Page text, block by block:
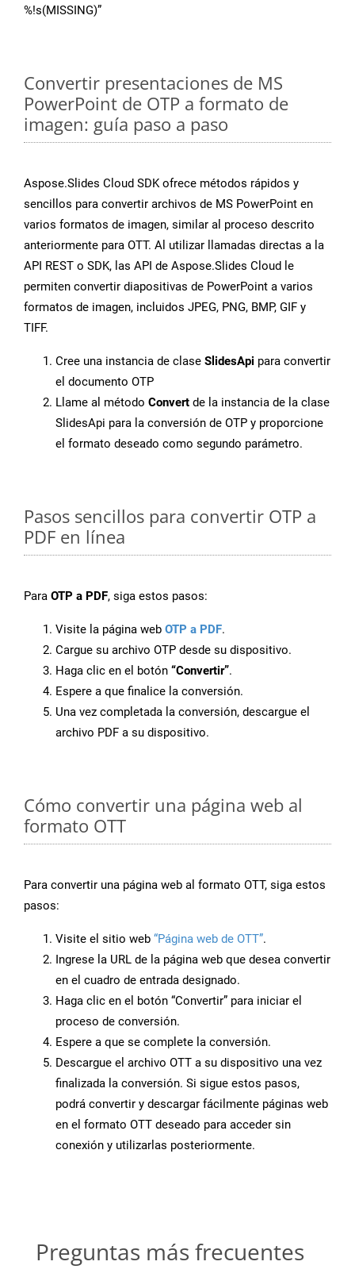
%!s(MISSING)”
Convertir presentaciones de MS
PowerPoint de OTP a formato de
imagen: guía paso a paso
Aspose.Slides Cloud SDK ofrece métodos rápidos y
sencillos para convertir archivos de MS PowerPoint en
varios formatos de imagen, similar al proceso descrito
anteriormente para OTT. Al utilizar llamadas directas a la
API REST o SDK, las API de Aspose.Slides Cloud le
permiten convertir diapositivas de PowerPoint a varios
formatos de imagen, incluidos JPEG, PNG, BMP, GIF y
TIFF.
Cree una instancia de clase SlidesApi para convertir
el documento OTP
Llame al método Convert de la instancia de la clase
SlidesApi para la conversión de OTP y proporcione
el formato deseado como segundo parámetro.
Pasos sencillos para convertir OTP a
PDF en línea
Para OTP a PDF, siga estos pasos:
Visite la página web OTP a PDF.
Cargue su archivo OTP desde su dispositivo.
Haga clic en el botón “Convertir”.
Espere a que finalice la conversión.
Una vez completada la conversión, descargue el
archivo PDF a su dispositivo.
Cómo convertir una página web al
formato OTT
Para convertir una página web al formato OTT, siga estos
pasos:
Visite el sitio web “Página web de OTT”.
Ingrese la URL de la página web que desea convertir
en el cuadro de entrada designado.
Haga clic en el botón “Convertir” para iniciar el
proceso de conversión.
Espere a que se complete la conversión.
Descargue el archivo OTT a su dispositivo una vez
finalizada la conversión. Si sigue estos pasos,
podrá convertir y descargar fácilmente páginas web
en el formato OTT deseado para acceder sin
conexión y utilizarlas posteriormente.
Preguntas más frecuentes